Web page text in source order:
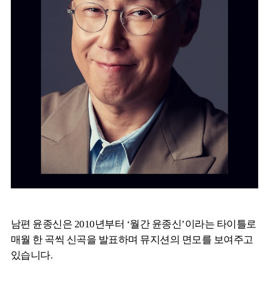
남편 윤종신은 2010년부터 ‘월간 윤종신’이라는 타이틀로
매월 한 곡씩 신곡을 발표하며 뮤지션의 면모를 보여주고
있습니다.